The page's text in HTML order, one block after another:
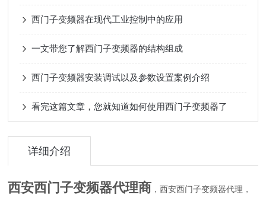
西门子变频器在现代工业控制中的应用
一文带您了解西门子变频器的结构组成
西门子变频器安装调试以及参数设置案例介绍
看完这篇文章，您就知道如何使用西门子变频器了
详细介绍
西安西门子变频器代理商 ，西安西门子变频器代理，